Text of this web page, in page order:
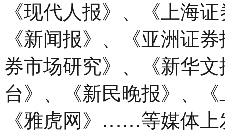
《现代人报》、《上海
《新闻报》、《亚洲证
券市场研究》、《新华
台》、《新民晚报》、
《雅虎网》……等媒体上